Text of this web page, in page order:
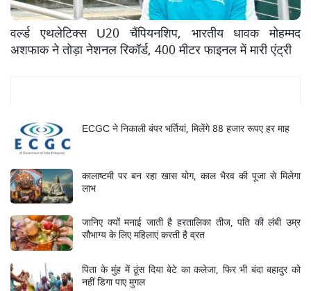
वर्ल्ड एथलेटिक्स U20 चैंपियनशिप, भारतीय धावक मोहम्मद
अशफाक ने तोड़ा नेशनल रिकॉर्ड, 400 मीटर फाइनल में मारी एंट्री
ECGC ने निकाली बंपर भर्तियां, मिलेंगे 88 हजार रूपए हर माह
कालाष्टमी पर बन रहा खास योग, काल भैरव की पूजा से मिलेगा
लाभ
जानिए क्यों मनाई जाती है हरतालिका तीज, पति की लंबी उम्र
सौभाग्य के लिए महिलाएं करती है व्रत
पिता के मुंह में ठूंस दिया बेटे का कलेजा, फिर भी बंदा बहादुर को
नहीं डिगा पाए मुगल